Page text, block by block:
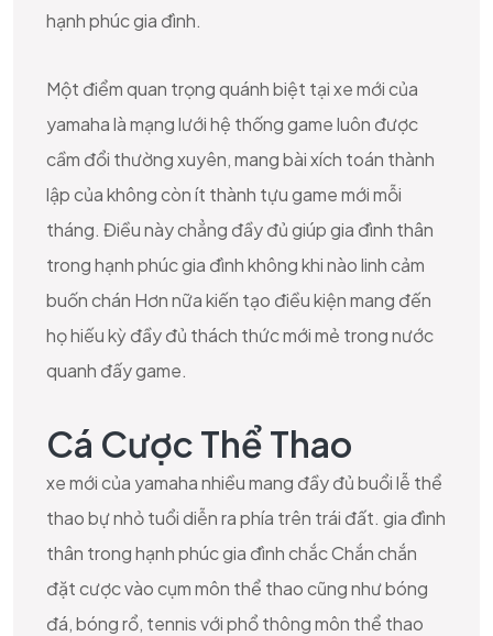
hạnh phúc gia đình.
Một điểm quan trọng quánh biệt tại xe mới của
yamaha là mạng lưới hệ thống game luôn được
cầm đổi thường xuyên, mang bài xích toán thành
lập của không còn ít thành tựu game mới mỗi
tháng. Điều này chẳng đầy đủ giúp gia đình thân
trong hạnh phúc gia đình không khi nào linh cảm
buốn chán Hơn nữa kiến tạo điều kiện mang đến
họ hiếu kỳ đầy đủ thách thức mới mẻ trong nước
quanh đấy game.
Cá Cược Thể Thao
xe mới của yamaha nhiều mang đầy đủ buổi lễ thể
thao bự nhỏ tuổi diễn ra phía trên trái đất. gia đình
thân trong hạnh phúc gia đình chắc Chắn chắn
đặt cược vào cụm môn thể thao cũng như bóng
đá, bóng rổ, tennis với phổ thông môn thể thao